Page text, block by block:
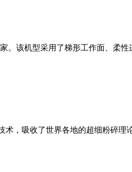
该机型采用了梯形工作面、柔
，吸收了世界各地的超细粉碎